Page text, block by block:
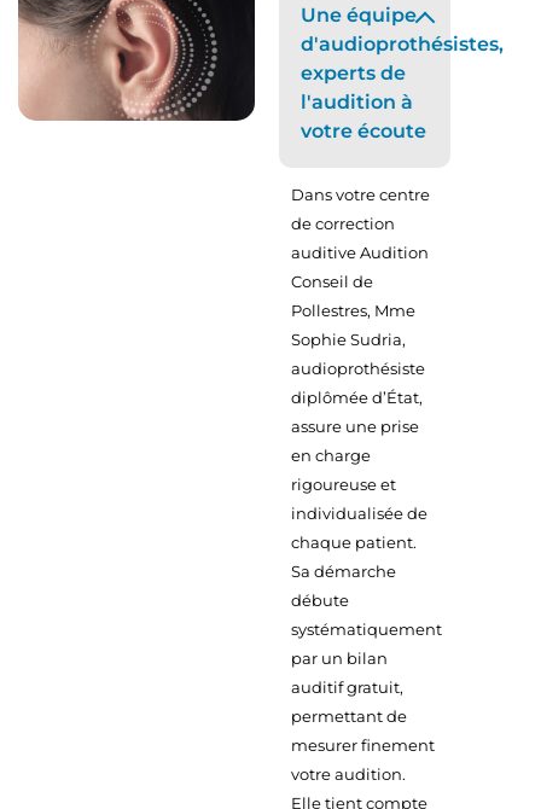
Une équipe
d'audioprothésistes,
experts de
l'audition à
votre écoute
Dans votre centre
de correction
auditive Audition
Conseil de
Pollestres, Mme
Sophie Sudria,
audioprothésiste
diplômée d’État,
assure une prise
en charge
rigoureuse et
individualisée de
chaque patient.
Sa démarche
débute
systématiquement
par un bilan
auditif gratuit,
permettant de
mesurer finement
votre audition.
Elle tient compte